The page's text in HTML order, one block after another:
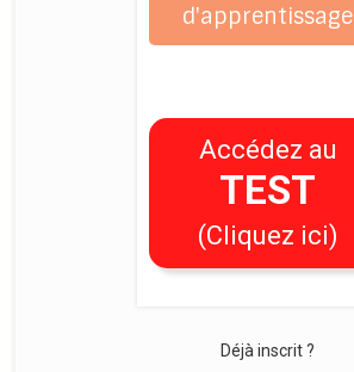
d'apprentissage
Accédez au
TEST
(Cliquez ici)
Déjà inscrit ?